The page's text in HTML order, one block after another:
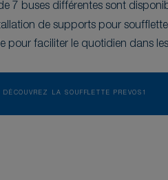
7 buses différentes sont
de supports pour
pour faciliter le quotidien dans
DÉCOUVREZ LA SOUFFLETTE PREVOS1